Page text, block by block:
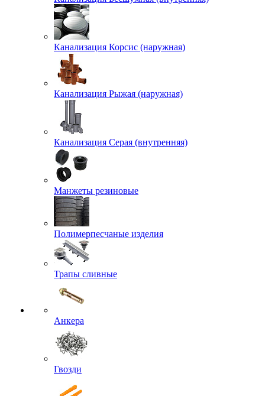
Канализация Корсис (наружная)
Канализация Рыжая (наружная)
Канализация Серая (внутренняя)
Манжеты резиновые
Полимерпесчаные изделия
Трапы сливные
Анкера
Гвозди